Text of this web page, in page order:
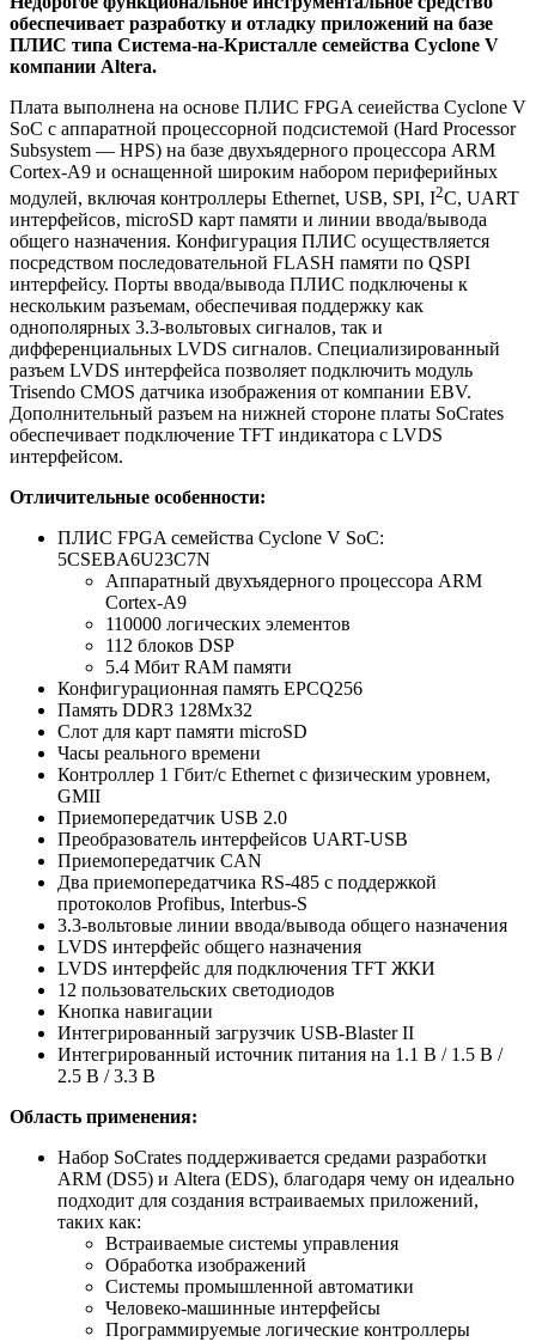
обеспечивает разработку и отладку приложений на базе
ПЛИС типа Система-на-Кристалле семейства Cyclone V
компании Altera.
Плата выполнена на основе ПЛИС FPGA сеиейства Cyclone V
SoC с аппаратной процессорной подсистемой (Hard Processor
Subsystem — HPS) на базе двухъядерного процессора ARM
Cortex-A9 и оснащенной широким набором периферийных
модулей, включая контроллеры Ethernet, USB, SPI, I2C, UART
интерфейсов, microSD карт памяти и линии ввода/вывода
общего назначения. Конфигурация ПЛИС осуществляется
посредством последовательной FLASH памяти по QSPI
интерфейсу. Порты ввода/вывода ПЛИС подключены к
нескольким разъемам, обеспечивая поддержку как
однополярных 3.3-вольтовых сигналов, так и
дифференциальных LVDS сигналов. Специализированный
разъем LVDS интерфейса позволяет подключить модуль
Trisendo CMOS датчика изображения от компании EBV.
Дополнительный разъем на нижней стороне платы SoCrates
обеспечивает подключение TFT индикатора с LVDS
интерфейсом.
Отличительные особенности:
ПЛИС FPGA семейства Cyclone V SoC:
5CSEBA6U23C7N
Аппаратный двухъядерного процессора ARM
Cortex-A9
110000 логических элементов
112 блоков DSP
5.4 Мбит RAM памяти
Конфигурационная память EPCQ256
Память DDR3 128Мх32
Слот для карт памяти microSD
Часы реального времени
Контроллер 1 Гбит/с Ethernet с физическим уровнем,
GMII
Приемопередатчик USB 2.0
Преобразователь интерфейсов UART-USB
Приемопередатчик CAN
Два приемопередатчика RS-485 с поддержкой
протоколов Profibus, Interbus-S
3.3-вольтовые линии ввода/вывода общего назначения
LVDS интерфейс общего назначения
LVDS интерфейс для подключения TFT ЖКИ
12 пользовательских светодиодов
Кнопка навигации
Интегрированный загрузчик USB-Blaster II
Интегрированный источник питания на 1.1 В / 1.5 В /
2.5 В / 3.3 В
Область применения:
Набор SoCrates поддерживается средами разработки
ARM (DS5) и Altera (EDS), благодаря чему он идеально
подходит для создания встраиваемых приложений,
таких как:
Встраиваемые системы управления
Обработка изображений
Системы промышленной автоматики
Человеко-машинные интерфейсы
Программируемые логические контроллеры